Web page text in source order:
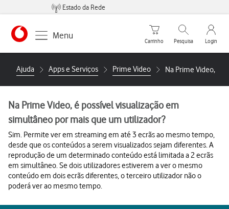
Estado da Rede
https://www.vodafone.pt
Menu
Carrinho de compras
Carrinho
Pesquisar
Pesquisa
My
Login
Ajuda Apps e Serviços Prime Video Na Prime Video, é
Na Prime Video, é possível visualização em
simultâneo por mais que um utilizador?
Sim. Permite ver em streaming em até 3 ecrãs ao mesmo tempo,
desde que os conteúdos a serem visualizados sejam diferentes. A
reprodução de um determinado conteúdo está limitada a 2 ecrãs
em simultâneo. Se dois utilizadores estiverem a ver o mesmo
conteúdo em dois ecrãs diferentes, o terceiro utilizador não o
poderá ver ao mesmo tempo.